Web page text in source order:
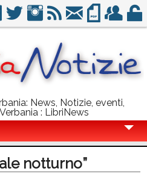
News, Notizie, eventi,
: LibriNews
notturno”